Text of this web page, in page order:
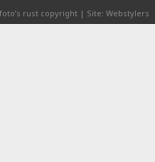
rust copyright | Site: Webstylers